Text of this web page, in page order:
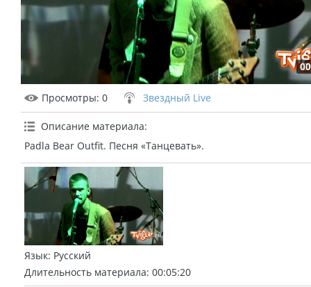
Просмотры: 0 Звездный Live
Описание материала:
Padla Bear Outfit. Песня «Танцевать».
Язык: Русский
Длительность материала: 00:05:20